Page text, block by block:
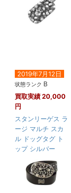
2019年7月12日
状態ランク B
買取実績20,000
円
スタンリーゲス ラ
ージ マルチ スカ
ル ドッグタグ ト
ップ シルバー